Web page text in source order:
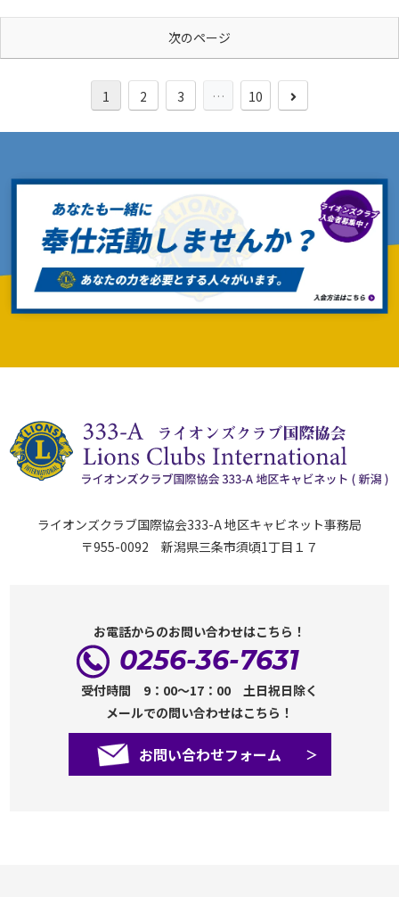
次のページ
1 2 3 … 10
次
ライオンズクラブ国際協会333-A 地区キャビネット事務局
〒955-0092 新潟県三条市須頃1丁目１７
お電話からのお問い合わせはこちら！
0256-36-7631
受付時間 9：00～17：00 土日祝日除く
メールでの問い合わせはこちら！
お問い合わせフォーム